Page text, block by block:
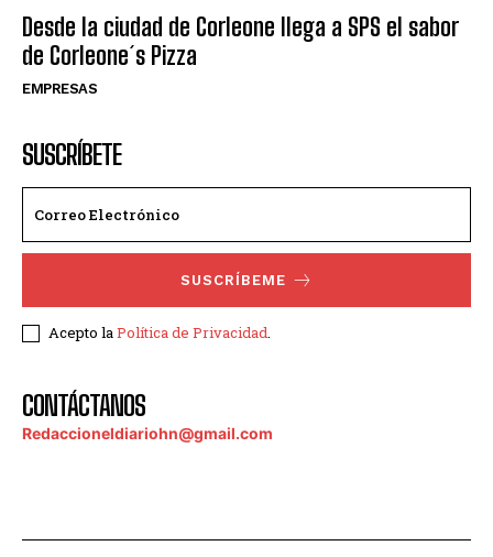
Desde la ciudad de Corleone llega a SPS el sabor
de Corleone´s Pizza
EMPRESAS
SUSCRÍBETE
SUSCRÍBEME
Acepto la Política de Privacidad
CONTÁCTANOS
Redaccioneldiariohn@gmail.com